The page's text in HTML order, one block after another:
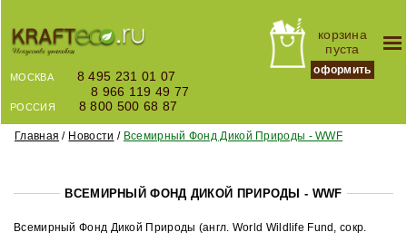
корзина
пуста
оформить
МОСКВА
8 495 231 01 07
8 966 119 49 77
РОССИЯ 8 800 500 68 87
Главная Новости Всемирный Фонд Дикой Природы - WWF
ВСЕМИРНЫЙ ФОНД ДИКОЙ ПРИРОДЫ - WWF
Всемирный Фонд Дикой Природы (англ. World Wildlife Fund, сокр.